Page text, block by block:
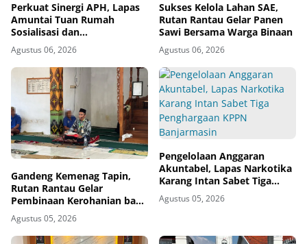
Perkuat Sinergi APH, Lapas
Amuntai Tuan Rumah
Sosialisasi dan
Penandatanganan MoU
Sidang Banding
Agustus 06, 2026
Sukses Kelola Lahan SAE,
Rutan Rantau Gelar Panen
Sawi Bersama Warga Binaan
Agustus 06, 2026
Gandeng Kemenag Tapin,
Rutan Rantau Gelar
Pembinaan Kerohanian bagi
Warga Binaan
Agustus 05, 2026
Pengelolaan Anggaran
Akuntabel, Lapas Narkotika
Karang Intan Sabet Tiga
Penghargaan KPPN
Banjarmasin
Agustus 05, 2026